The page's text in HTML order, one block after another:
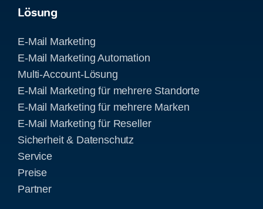
Lösung
E-Mail Marketing
E-Mail Marketing Automation
Multi-Account-Lösung
E-Mail Marketing für mehrere Standorte
E-Mail Marketing für mehrere Marken
E-Mail Marketing für Reseller
Sicherheit & Datenschutz
Service
Preise
Partner